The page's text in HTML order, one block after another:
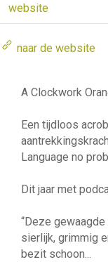
website
naar de website
A Clockwork
Een tijdloos
Language no
Dit jaar met
“Deze
sierlijk, grimmig
bezit schoon